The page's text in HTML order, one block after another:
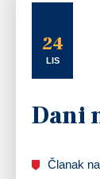
24
LIS
Dani
Članak